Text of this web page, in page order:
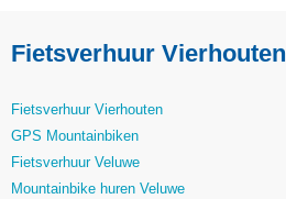
Fietsverhuur Vierhouten
Fietsverhuur Vierhouten
GPS Mountainbiken
Fietsverhuur Veluwe
Mountainbike huren Veluwe